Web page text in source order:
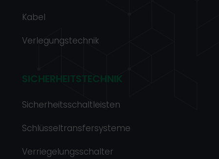
Kabel
Verlegungstechnik
SICHERHEITSTECHNIK
Sicherheitsschaltleisten
Schlüsseltransfersysteme
Verriegelungsschalter